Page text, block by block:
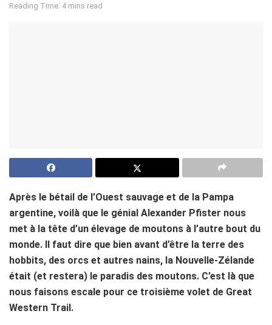
Reading Time: 4 mins read
Après le bétail de l’Ouest sauvage et de la Pampa
argentine, voilà que le génial Alexander Pfister nous
met à la tête d’un élevage de moutons à l’autre bout du
monde. Il faut dire que bien avant d’être la terre des
hobbits, des orcs et autres nains, la Nouvelle-Zélande
était (et restera) le paradis des moutons. C’est là que
nous faisons escale pour ce troisième volet de Great
Western Trail.